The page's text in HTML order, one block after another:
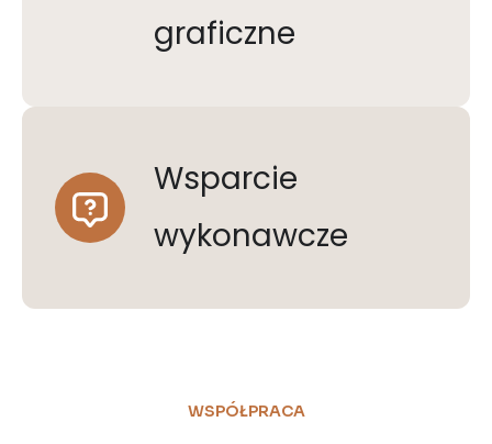
graficzne
Wsparcie
wykonawcze
WSPÓŁPRACA